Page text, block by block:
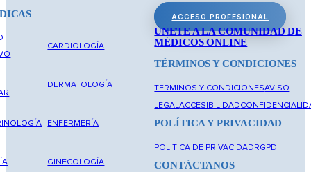
CARDIOLOGÍA
DERMATOLOGÍA
ENFERMERÍA
GINECOLOGÍA
ACCESO PROFESIONAL
ÚNETE A LA COMUNIDAD DE
MÉDICOS ONLINE
TÉRMINOS Y CONDICIONES
TERMINOS Y CONDICIONESAVISO
LEGALACCESIBILIDAD
POLÍTICA Y PRIVACIDAD
POLITICA DE PRIVACIDADRGPD
CONTÁCTANOS